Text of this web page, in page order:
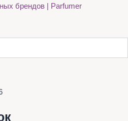
брендов | Parfumer